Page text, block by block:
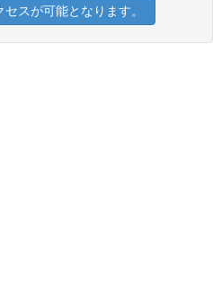
スが可能となります。